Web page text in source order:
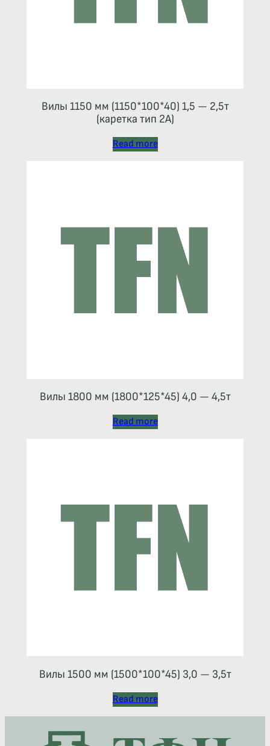
Вилы 1150 мм (1150*100*40) 1,5 — 2,5т
(каретка тип 2A)
Read more
Вилы 1800 мм (1800*125*45) 4,0 — 4,5т
Read more
Вилы 1500 мм (1500*100*45) 3,0 — 3,5т
Read more